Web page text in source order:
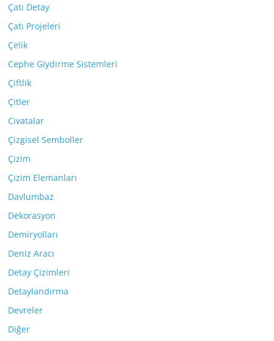
Çatı Detay
Çatı Projeleri
Çelik
Cephe Giydirme Sistemleri
Çiftlik
Çitler
Civatalar
Çizgisel Semboller
Çizim
Çizim Elemanları
Davlumbaz
Dekorasyon
Demiryolları
Deniz Aracı
Detay Çizimleri
Detaylandırma
Devreler
Diğer